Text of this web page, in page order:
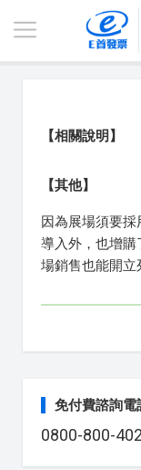
【相關說明】
【其他】
因為展場須要
導入外，也增購
場銷售也能開立
免付費諮詢電
0800-800-402